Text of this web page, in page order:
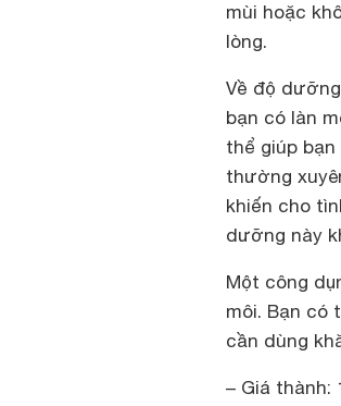
mùi hoặc
lòng.
Về độ
bạn có làn
thể giúp
thường
khiến cho
dưỡng này
Một công
môi. Bạn có
cần dùng
– Giá thành: